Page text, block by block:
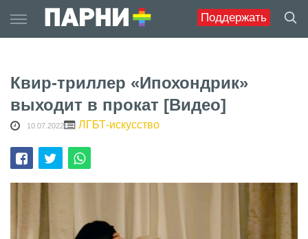
Поддержать
to
content
Квир-триллер «Ипохондрик»
выходит в прокат [Видео]
10.07.2022 ЛГБТ-искусство